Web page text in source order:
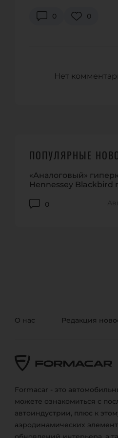
0 0
Нет
ПОПУЛЯРНЫЕ
«Аналоговый»
Hennessey Blackbird
0
О нас Редакция
Formacar - это
можете ознакомиться с
автоиндустрии, плюс к
аэродинамических